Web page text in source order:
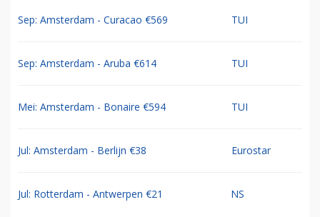
Sep: Amsterdam - Curacao €569 TUI
Sep: Amsterdam - Aruba €614 TUI
Mei: Amsterdam - Bonaire €594 TUI
Jul: Amsterdam - Berlijn €38 Eurostar
Jul: Rotterdam - Antwerpen €21 NS